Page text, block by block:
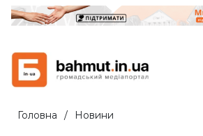
Головна Новини